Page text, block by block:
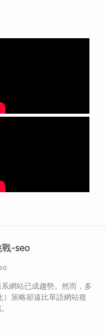
戰-seo
網站已成趨勢。然而，多
）策略卻遠比單語網站複